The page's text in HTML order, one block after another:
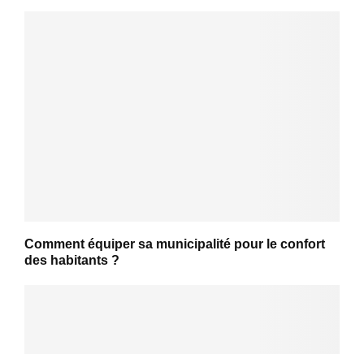
Comment équiper sa municipalité pour le confort
des habitants ?